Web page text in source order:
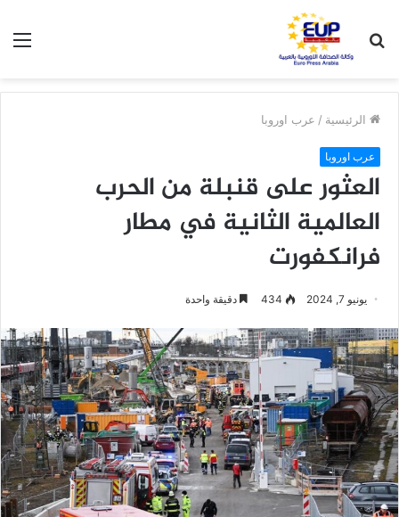
عن
الرئيسية / عرب اوروبا
عرب اوروبا
العثور على قنبلة من الحرب
العالمية الثانية في مطار
فرانكفورت
يونيو 7, 2024 434 دقيقة واحدة